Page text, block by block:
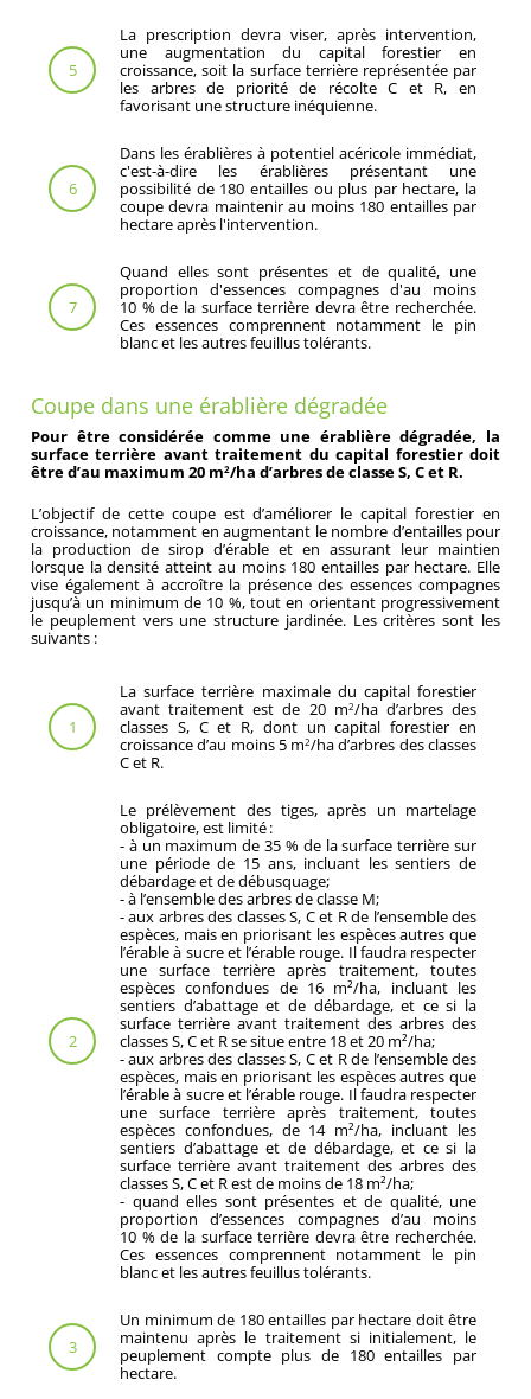
5
La prescription devra viser, après intervention,
une augmentation du capital forestier en
croissance, soit la surface terrière représentée par
les arbres de priorité de récolte C et R, en
favorisant une structure inéquienne.
6
Dans les érablières à potentiel acéricole immédiat,
c'est-à-dire les érablières présentant une
possibilité de 180 entailles ou plus par hectare, la
coupe devra maintenir au moins 180 entailles par
hectare après l'intervention.
7
Quand elles sont présentes et de qualité, une
proportion d'essences compagnes d'au moins
10 % de la surface terrière devra être recherchée.
Ces essences comprennent notamment le pin
blanc et les autres feuillus tolérants.
Coupe dans une érablière dégradée
Pour être considérée comme une érablière dégradée, la
surface terrière avant traitement du capital forestier doit
être d’au maximum 20 m2/ha d’arbres de classe S, C et R.
L’objectif de cette coupe est d’améliorer le capital forestier en
croissance, notamment en augmentant le nombre d’entailles pour
la production de sirop d’érable et en assurant leur maintien
lorsque la densité atteint au moins 180 entailles par hectare. Elle
vise également à accroître la présence des essences compagnes
jusqu’à un minimum de 10 %, tout en orientant progressivement
le peuplement vers une structure jardinée. Les critères sont les
suivants :
1
La surface terrière maximale du capital forestier
avant traitement est de 20 m2/ha d’arbres des
classes S, C et R, dont un capital forestier en
croissance d’au moins 5 m2/ha d’arbres des classes
C et R.
2
Le prélèvement des tiges, après un martelage
obligatoire, est limité :
- à un maximum de 35 % de la surface terrière sur
une période de 15 ans, incluant les sentiers de
débardage et de débusquage;
- à l’ensemble des arbres de classe M;
- aux arbres des classes S, C et R de l’ensemble des
espèces, mais en priorisant les espèces autres que
l’érable à sucre et l’érable rouge. Il faudra respecter
une surface terrière après traitement, toutes
espèces confondues de 16 m²/ha, incluant les
sentiers d’abattage et de débardage, et ce si la
surface terrière avant traitement des arbres des
classes S, C et R se situe entre 18 et 20 m²/ha;
- aux arbres des classes S, C et R de l’ensemble des
espèces, mais en priorisant les espèces autres que
l’érable à sucre et l’érable rouge. Il faudra respecter
une surface terrière après traitement, toutes
espèces confondues, de 14 m²/ha, incluant les
sentiers d’abattage et de débardage, et ce si la
surface terrière avant traitement des arbres des
classes S, C et R est de moins de 18 m²/ha;
- quand elles sont présentes et de qualité, une
proportion d’essences compagnes d’au moins
10 % de la surface terrière devra être recherchée.
Ces essences comprennent notamment le pin
blanc et les autres feuillus tolérants.
3
Un minimum de 180 entailles par hectare doit être
maintenu après le traitement si initialement, le
peuplement compte plus de 180 entailles par
hectare.